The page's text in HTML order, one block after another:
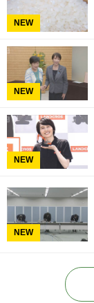
NEW
NEW
NEW
NEW